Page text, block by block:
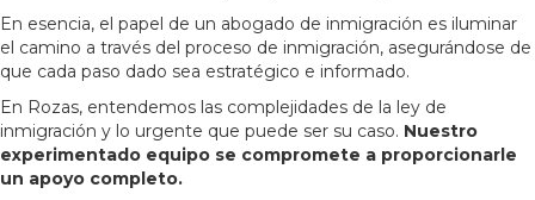
En esencia, el papel de un abogado de inmigración es iluminar
el camino a través del proceso de inmigración, asegurándose de
que cada paso dado sea estratégico e informado.
En Rozas, entendemos las complejidades de la ley de
inmigración y lo urgente que puede ser su caso. Nuestro
experimentado equipo se compromete a proporcionarle
un apoyo completo.